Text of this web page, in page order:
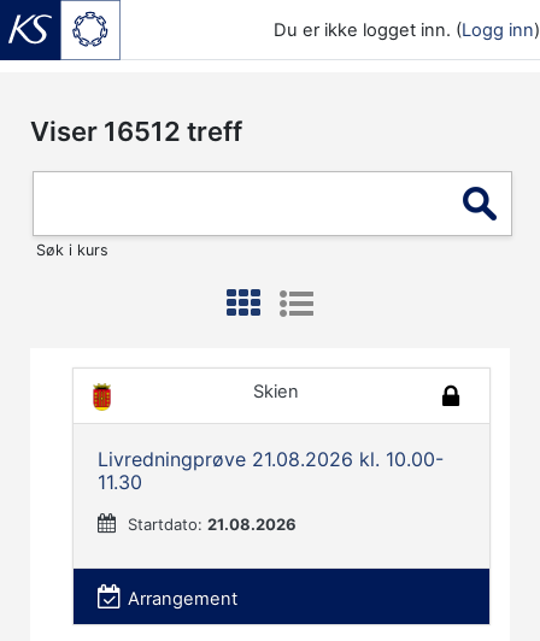
Du er ikke logget inn. (Logg inn)
Viser 16512 treff
Søk i kurs
Skien
Livredningprøve 21.08.2026 kl. 10.00-
11.30
Startdato:21.08.2026
Arrangement